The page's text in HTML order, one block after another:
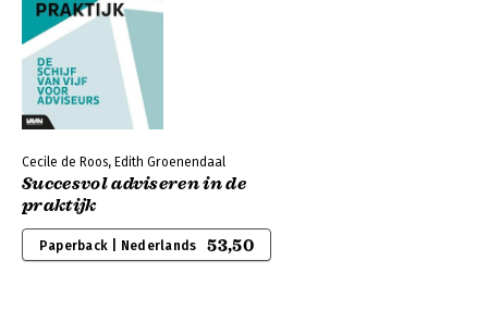
Cecile de Roos, Edith Groenendaal
Succesvol adviseren in de
praktijk
Paperback | Nederlands 53,50